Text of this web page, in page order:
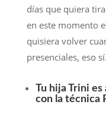
días que quiera
en este momento
quisiera volver
presenciales, eso sí.
Tu hija Trini
con la técnica